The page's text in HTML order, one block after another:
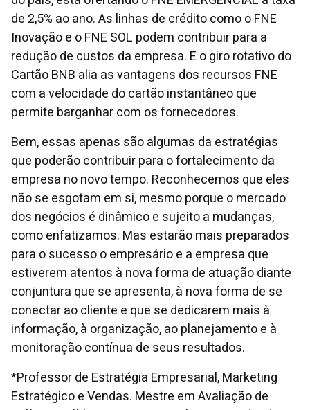
de 2,5% ao ano. As linhas de crédito como o FNE
Inovação e o FNE SOL podem contribuir para a
redução de custos da empresa. E o giro rotativo do
Cartão BNB alia as vantagens dos recursos FNE
com a velocidade do cartão instantâneo que
permite barganhar com os fornecedores.
Bem, essas apenas são algumas da estratégias
que poderão contribuir para o fortalecimento da
empresa no novo tempo. Reconhecemos que eles
não se esgotam em si, mesmo porque o mercado
dos negócios é dinâmico e sujeito a mudanças,
como enfatizamos. Mas estarão mais preparados
para o sucesso o empresário e a empresa que
estiverem atentos à nova forma de atuação diante
conjuntura que se apresenta, à nova forma de se
conectar ao cliente e que se dedicarem mais à
informação, à organização, ao planejamento e à
monitoração contínua de seus resultados.
*Professor de Estratégia Empresarial, Marketing
Estratégico e Vendas. Mestre em Avaliação de